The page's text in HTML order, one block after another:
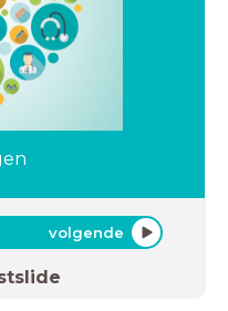
volgende